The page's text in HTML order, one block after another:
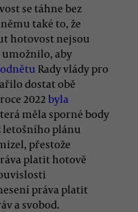
se táhne bez
také to, že
hotovost nejsou
umožnilo, aby
Rady vlády pro
dostat obě
2022 byla
měla sporné body
letošního plánu
přestože
platit hotově
práva platit
a svobod.